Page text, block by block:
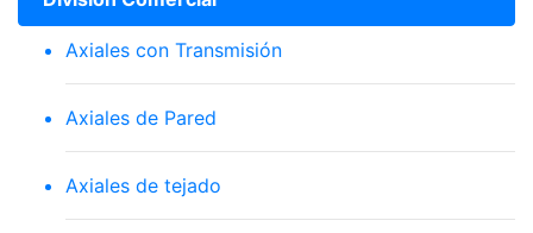
Axiales con Transmisión
Axiales de Pared
Axiales de tejado